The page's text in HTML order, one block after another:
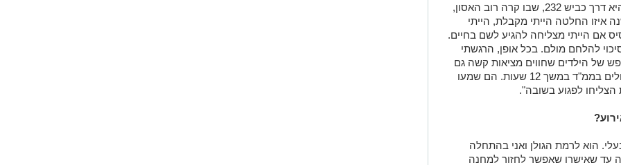
המפה תראה שהדרך מהבית שלי לבסיס היא דרך כביש 232, שבו קרה רוב האסון,
איזו החלטה הייתי מקבלת, הייתי
אם הייתי מצליחה להגיע לשם בחיים.
להלחם מולם. בכל אופן, הרגשתי
של הילדים שחווים מציאות קשה גם
ככה. ההורים של בעלי היו בשובה, והיו נעולים בממ"ד במשך 12 שעות. הם שמעו
לפגוע בשובה".
הוא לרמת הגולן ואני בהתחלה
עד שאישרו שאפשר לחזור למחנה